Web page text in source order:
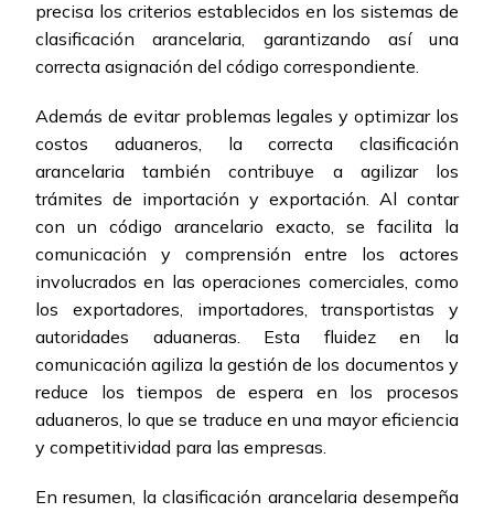
precisa los criterios establecidos en los sistemas de
clasificación arancelaria, garantizando así una
correcta asignación del código correspondiente.
Además de evitar problemas legales y optimizar los
costos aduaneros, la correcta clasificación
arancelaria también contribuye a agilizar los
trámites de importación y exportación. Al contar
con un código arancelario exacto, se facilita la
comunicación y comprensión entre los actores
involucrados en las operaciones comerciales, como
los exportadores, importadores, transportistas y
autoridades aduaneras. Esta fluidez en la
comunicación agiliza la gestión de los documentos y
reduce los tiempos de espera en los procesos
aduaneros, lo que se traduce en una mayor eficiencia
y competitividad para las empresas.
En resumen, la clasificación arancelaria desempeña